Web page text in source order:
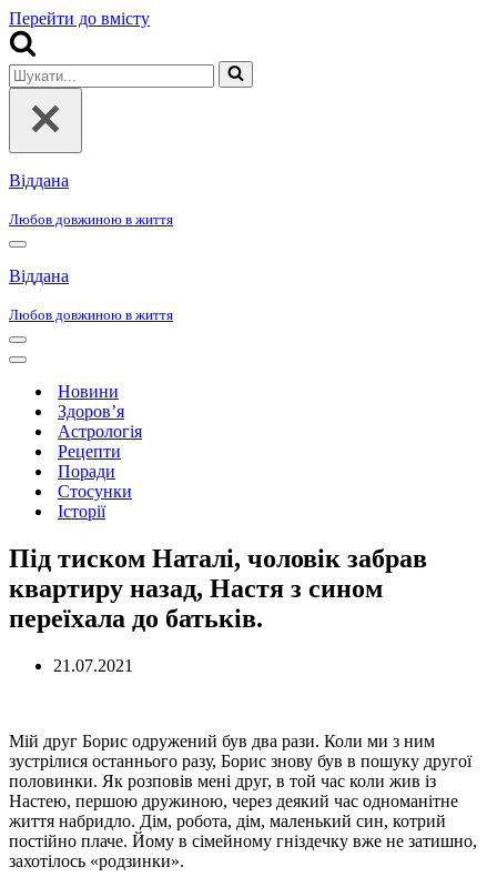
Перейти до вмісту
Шукати...
Віддана
Любов довжиною в життя
Меню
навігації
Віддана
Любов довжиною в життя
Меню
навігації
Меню
навігаціїНовини
Здоров’я
Астрологія
Рецепти
Поради
Стосунки
Історії
Під тиском Наталі, чоловік забрав
квартиру назад, Настя з сином
переїхала до батьків.
21.07.2021
Мій друг Борис одружений був два рази. Коли ми з ним
зустрілися останнього разу, Борис знову був в пошуку другої
половинки. Як розповів мені друг, в той час коли жив із
Настею, першою дружиною, через деякий час одноманітне
життя набридло. Дім, робота, дім, маленький син, котрий
постійно плаче. Йому в сімейному гніздечку вже не затишно,
захотілось «родзинки».